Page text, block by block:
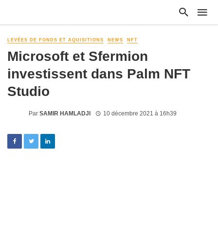
LEVÉES DE FONDS ET AQUISITIONS NEWS NFT
Microsoft et Sfermion
investissent dans Palm NFT
Studio
Par SAMIR HAMLADJI 10 décembre 2021 à 16h39